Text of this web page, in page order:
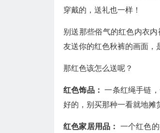
穿戴的，送礼也一样！
别送那些俗气的红色内衣
友送你的红色秋裤的画面，
那红色该怎么送呢？
红色饰品：一条红绳手链
好的，别买那种一看就地摊
红色家居用品： 一个红色